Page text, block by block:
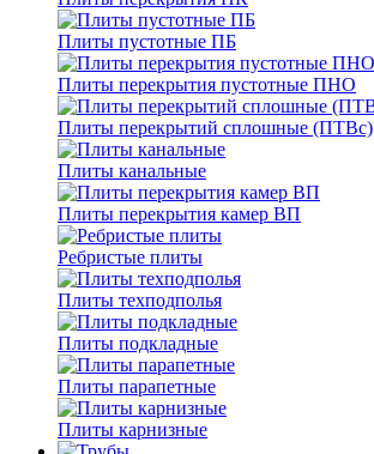
Плиты пустотные ПБ
Плиты перекрытия пустотные ПНО
Плиты перекрытий сплошные (ПТВс)
Плиты канальные
Плиты перекрытия камер ВП
Ребристые плиты
Плиты техподполья
Плиты подкладные
Плиты парапетные
Плиты карнизные